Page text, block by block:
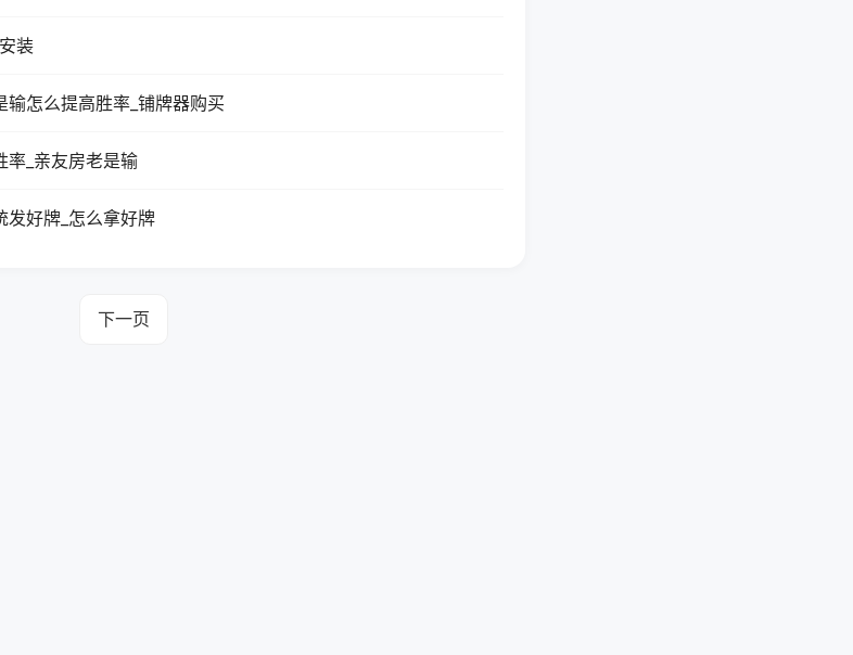
装
怎么提高胜率_铺牌器购买
率_亲友房老是输
发好牌_怎么拿好牌
下一页